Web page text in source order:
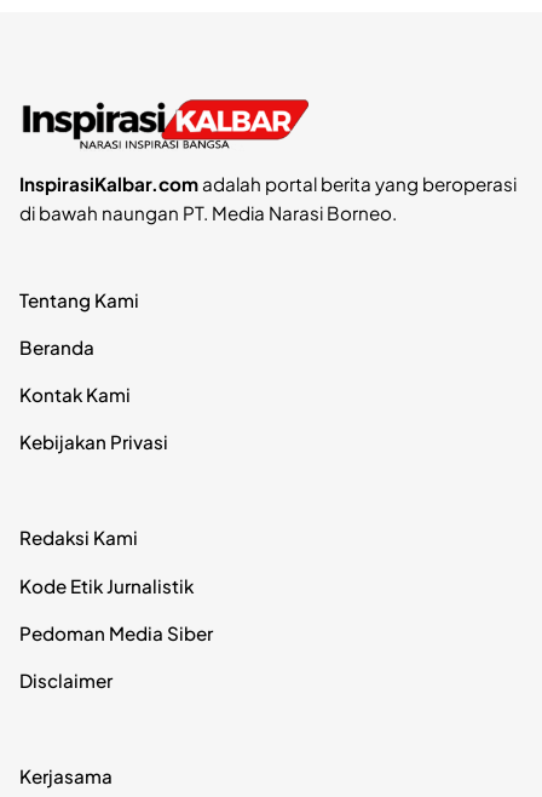
InspirasiKalbar.comadalah portal berita yang beroperasi
di bawah naungan PT. Media Narasi Borneo.
Tentang Kami
Beranda
Kontak Kami
Kebijakan Privasi
Redaksi Kami
Kode Etik Jurnalistik
Pedoman Media Siber
Disclaimer
Kerjasama